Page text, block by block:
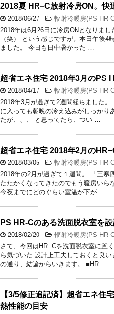
2018夏 HR−C放射冷房ON。快
2018/06/27 -輻射冷暖房(PS HR-
2018年は6月26日に冷房ONとなりまし
（笑） という感じですが。本日午後4
ました。 今日も日中暑かった …
超省エネ住宅 2018年3月のPS
2018/04/17 -輻射冷暖房(PS HR-
2018年3月が過ぎて2週間経ちました
に入っても朝晩の冷え込みがしっかり
たが、、、 と思ってたら、つい …
超省エネ住宅 2018年2月の
2018/03/05 -輻射冷暖房(PS HR-
2018年の2月が過ぎて１週間。 「三寒
たたかくなってきたのでもう暖房いら
今夜までにどのぐらい室温が下が …
PS HR-Cのある洗面脱衣室を
2018/02/20 -輻射冷暖房(PS HR-
さて、今回はHR−Cを洗面脱衣室に置
ら気づいた 設計上工夫しておくと良
の通り、結論からいきます。 ■HR …
【3/5修正追記済】超省エネ住
熱性能の目安